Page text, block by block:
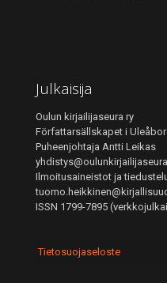
Julkaisija
Oulun kirjailijaseura ry
Författarsällskapet i
Puheenjohtaja Antti Leikas
Ilmoitusaineistot ja
ISSN 1799-7895
Tietosuojaseloste